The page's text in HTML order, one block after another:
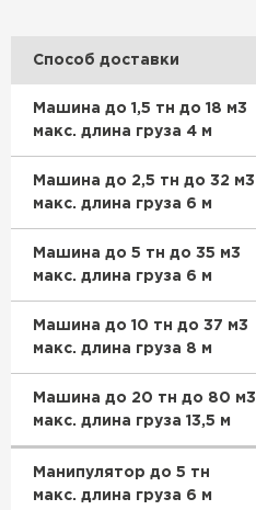
Способ доставки
Машина до 1,5 тн до 18 м3
макс. длина груза 4 м
Машина до 2,5 тн до 32 м3
макс. длина груза 6 м
Машина до 5 тн до 35 м3
макс. длина груза 6 м
Машина до 10 тн до 37 м3
макс. длина груза 8 м
Машина до 20 тн до 80 м3
макс. длина груза 13,5 м
Манипулятор до 5 тн
макс. длина груза 6 м